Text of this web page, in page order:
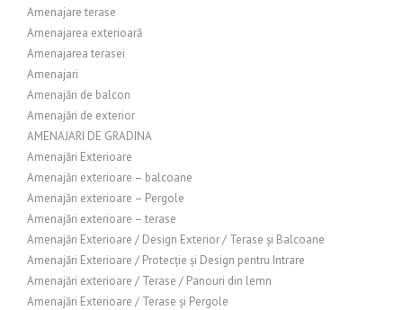
Amenajare terase
Amenajarea exterioară
Amenajarea terasei
Amenajari
Amenajări de balcon
Amenajări de exterior
AMENAJARI DE GRADINA
Amenajări Exterioare
Amenajări exterioare – balcoane
Amenajări exterioare – Pergole
Amenajări exterioare – terase
Amenajări Exterioare / Design Exterior / Terase și Balcoane
Amenajări Exterioare / Protecție și Design pentru Intrare
Amenajări exterioare / Terase / Panouri din lemn
Amenajări Exterioare / Terase și Pergole